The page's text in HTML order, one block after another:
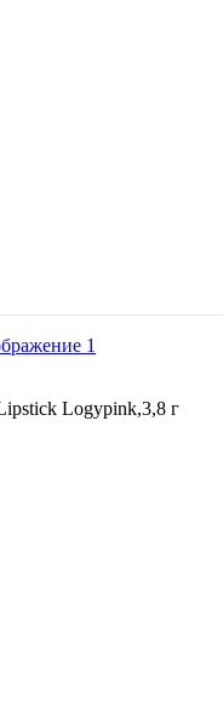
Logypink,3,8 г